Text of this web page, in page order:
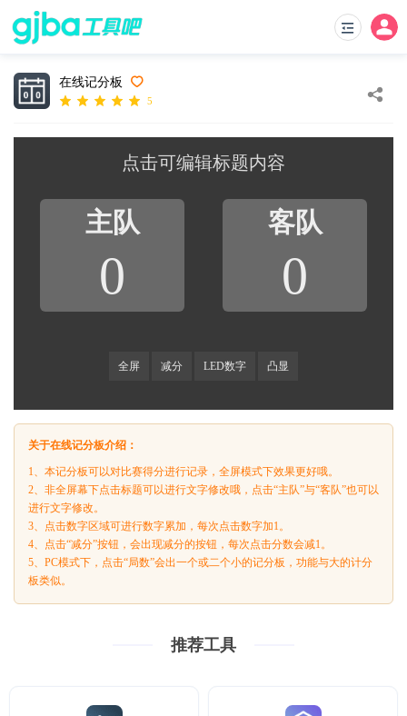
在线记分板
5
0 0
全屏 减分 LED数字 凸显
关于在线记分板介绍：
1、本记分板可以对比赛得分进行记录，全屏模式下效果更好哦。
2、非全屏幕下点击标题可以进行文字修改哦，点击“主队”与“客队”也可以
进行文字修改。
3、点击数字区域可进行数字累加，每次点击数字加1。
4、点击“减分”按钮，会出现减分的按钮，每次点击分数会减1。
5、PC模式下，点击“局数”会出一个或二个小的记分板，功能与大的计分
板类似。
推荐工具